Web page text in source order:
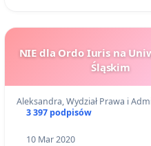
NIE dla Ordo Iuris na
Śląskim
Aleksandra, Wydział Prawa i
3 397 podpisów
10 Mar 2020